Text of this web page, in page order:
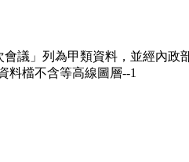
議」列為甲類資料，並經內政
料檔不含等高線圖層--1